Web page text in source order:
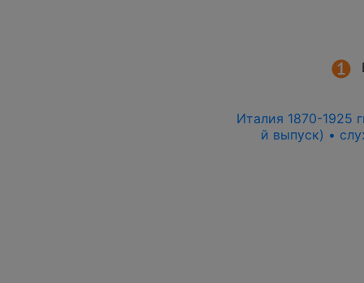
Италия 1870-1925
й выпуск) •